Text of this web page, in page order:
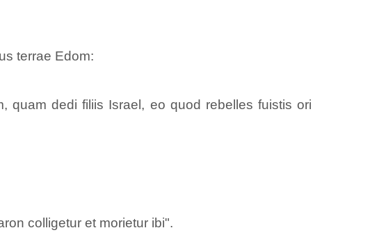
terrae Edom:
quam dedi filiis Israel, eo quod rebelles fuistis ori
colligetur et morietur ibi".